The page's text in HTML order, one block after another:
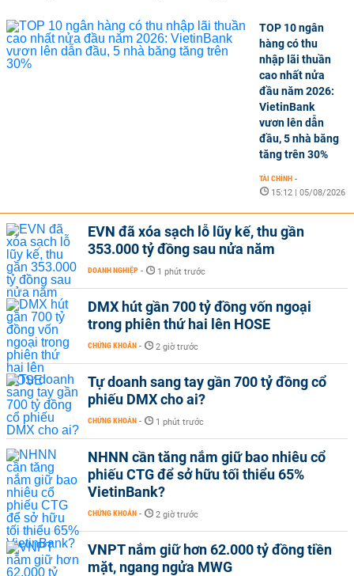
TOP 10 ngân
hàng có thu
nhập lãi thuần
cao nhất nửa
đầu năm 2026:
VietinBank
vươn lên dẫn
đầu, 5 nhà băng
tăng trên 30%
TÀI CHÍNH -
15:12 | 05/08/2026
EVN đã xóa sạch lỗ lũy kế, thu gần
353.000 tỷ đồng sau nửa năm
DOANH NGHIỆP - 1 phút trước
DMX hút gần 700 tỷ đồng vốn ngoại
trong phiên thứ hai lên HOSE
CHỨNG KHOÁN - 2 giờ trước
Tự doanh sang tay gần 700 tỷ đồng cổ
phiếu DMX cho ai?
CHỨNG KHOÁN - 1 phút trước
NHNN cần tăng nắm giữ bao nhiêu cổ
phiếu CTG để sở hữu tối thiểu 65%
VietinBank?
CHỨNG KHOÁN - 2 giờ trước
VNPT nắm giữ hơn 62.000 tỷ đồng tiền
mặt, ngang ngửa MWG